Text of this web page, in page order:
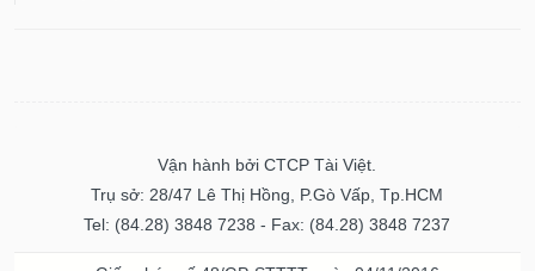
Vận hành bởi CTCP Tài Việt.
Trụ sở: 28/47 Lê Thị Hồng, P.Gò Vấp, Tp.HCM
Tel: (84.28) 3848 7238 - Fax: (84.28) 3848 7237